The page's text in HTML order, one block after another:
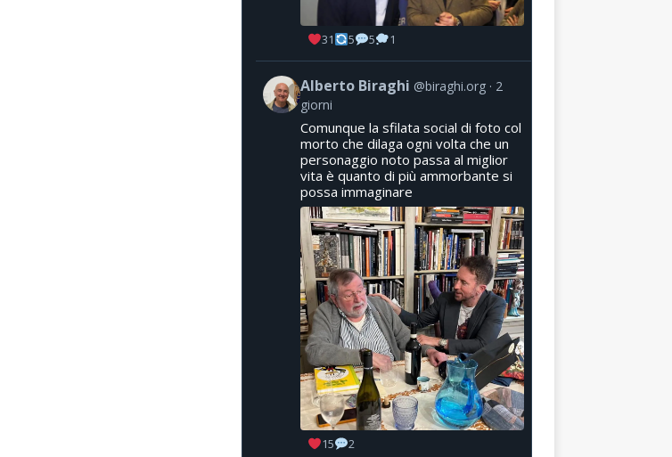
31 5 5 1
Alberto Biraghi @biraghi.org
2
giorni
Comunque la sfilata social di foto col
morto che dilaga ogni volta che un
personaggio noto passa al miglior
vita è quanto di più ammorbante si
possa immaginare
15 2